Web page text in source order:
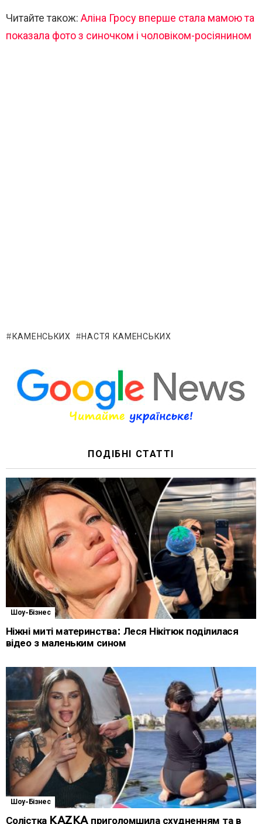
Читайте також: Аліна Гросу вперше стала мамою та
показала фото з синочком і чоловіком-росіянином
КАМЕНСЬКИХ НАСТЯ КАМЕНСЬКИХ
ПОДІБНІ СТАТТІ
Шоу-Бізнес
Ніжні миті материнства: Леся Нікітюк поділилася
відео з маленьким сином
Шоу-Бізнес
Солістка KAZKA приголомшила схудненням та в